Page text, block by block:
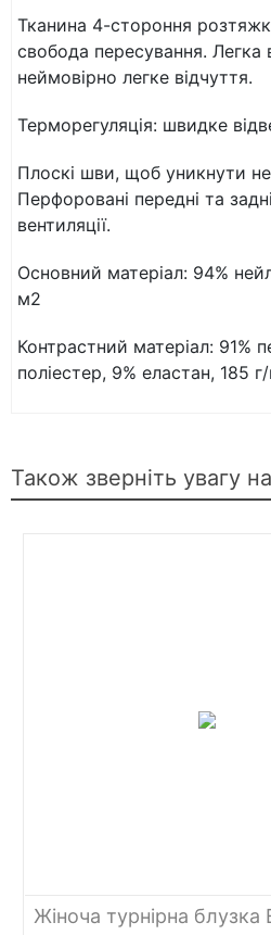
Тканина 4-стороння
свобода пересування. Легка
неймовірно легке відчуття.
Терморегуляція: швидке
Плоскі шви, щоб уникнути
Перфоровані передні та
вентиляції.
Основний матеріал: 94%
м2
Контрастний матеріал: 91%
поліестер, 9% еластан, 185
Також зверніть увагу
Жіноча турнірна блузка